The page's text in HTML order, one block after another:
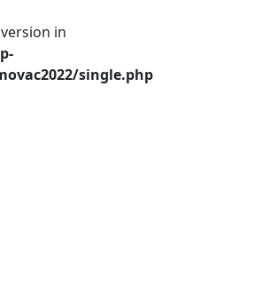
in
single.php